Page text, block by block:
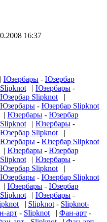
16:37
Юзербары - Юзербар
| Юзербары -
Юзербар Slipknot |
Юзербары - Юзербар Slipknot
| Юзербары - Юзербар
| Юзербары -
Юзербар Slipknot |
Юзербары - Юзербар Slipknot
| Юзербары - Юзербар
| Юзербары -
Юзербар Slipknot |
Юзербары - Юзербар Slipknot
| Юзербары - Юзербар
| Юзербары -
| Slipknot - Slipknot-
арт - Slipknot | Фан-арт -